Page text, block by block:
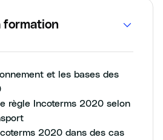
formation
et les bases des
règle Incoterms 2020 selon
2020 dans des cas